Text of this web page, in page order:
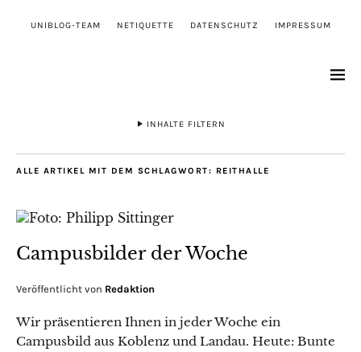
UNIBLOG-TEAM NETIQUETTE DATENSCHUTZ IMPRESSUM
INHALTE FILTERN
ALLE ARTIKEL MIT DEM SCHLAGWORT: REITHALLE
Campusbilder der Woche
Veröffentlicht von Redaktion
Wir präsentieren Ihnen in jeder Woche ein
Campusbild aus Koblenz und Landau. Heute: Bunte